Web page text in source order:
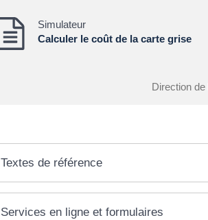
Simulateur
Calculer le coût de la carte grise
Direction
Textes de référence
Services en ligne et formulaires